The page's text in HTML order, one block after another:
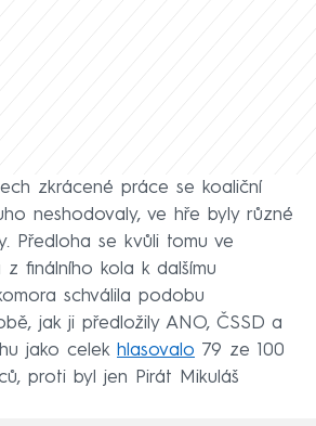
zkrácené práce se koaliční
neshodovaly, ve hře byly různé
Předloha se kvůli tomu ve
z finálního kola k dalšímu
schválila podobu
jak ji předložily ANO, ČSSD a
jako celek hlasovalo 79 ze 100
proti byl jen Pirát Mikuláš